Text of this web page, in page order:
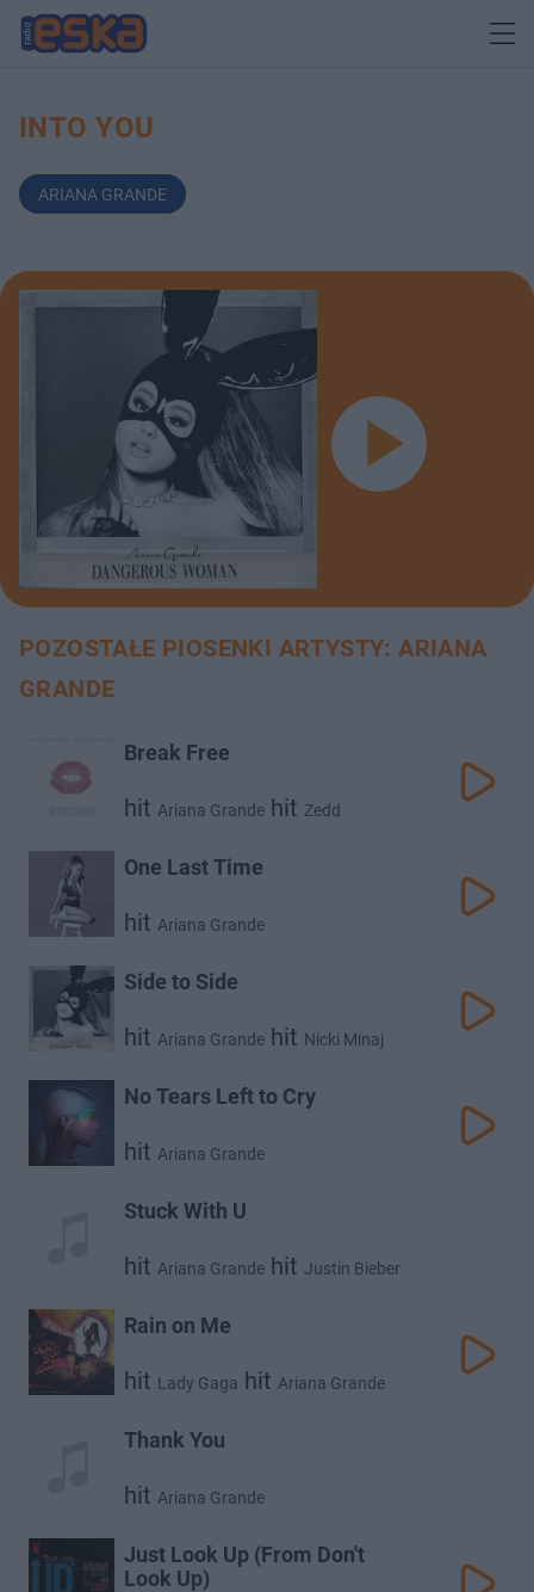
INTO YOU
ARIANA GRANDE
POZOSTAŁE PIOSENKI ARTYSTY: ARIANA
GRANDE
Break Free
hit Ariana Grande hit Zedd
One Last Time
hit Ariana Grande
Side to Side
hit Ariana Grande hit Nicki Minaj
No Tears Left to Cry
hit Ariana Grande
Stuck With U
hit Ariana Grande hit Justin Bieber
Rain on Me
hit Lady Gaga hit Ariana Grande
Thank You
hit Ariana Grande
Just Look Up (From Don't
Look Up)